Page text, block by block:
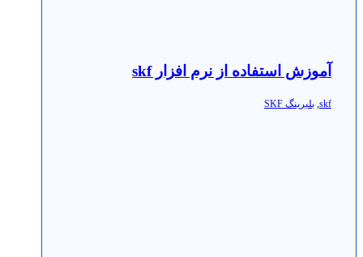
آموزش استفاده از نرم افزار skf
skf بلبرینگ SKF